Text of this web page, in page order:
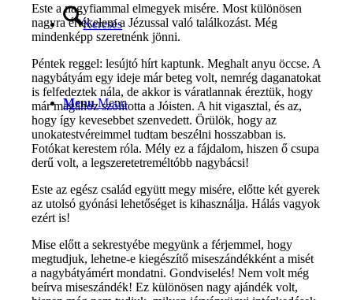
Keresés
Menu Menu
Este a nagyfiammal elmegyek misére. Most különösen
nagyra értékelem a Jézussal való találkozást. Még
mindenképp szeretnénk jönni.
Péntek reggel: lesújtó hírt kaptunk. Meghalt anyu öccse. A
nagybátyám egy ideje már beteg volt, nemrég daganatokat
is felfedeztek nála, de akkor is váratlannak éreztük, hogy
már magához szólította a Jóisten. A hit vigasztal, és az,
hogy így kevesebbet szenvedett. Örülök, hogy az
unokatestvéreimmel tudtam beszélni hosszabban is.
Fotókat kerestem róla. Mély ez a fájdalom, hiszen ő csupa
derű volt, a legszeretetreméltóbb nagybácsi!
Este az egész család együtt megy misére, előtte két gyerek
az utolsó gyónási lehetőséget is kihasználja. Hálás vagyok
ezért is!
Mise előtt a sekrestyébe megyünk a férjemmel, hogy
megtudjuk, lehetne-e kiegészítő miseszándékként a misét
a nagybátyámért mondatni. Gondviselés! Nem volt még
beírva miseszándék! Ez különösen nagy ajándék volt,